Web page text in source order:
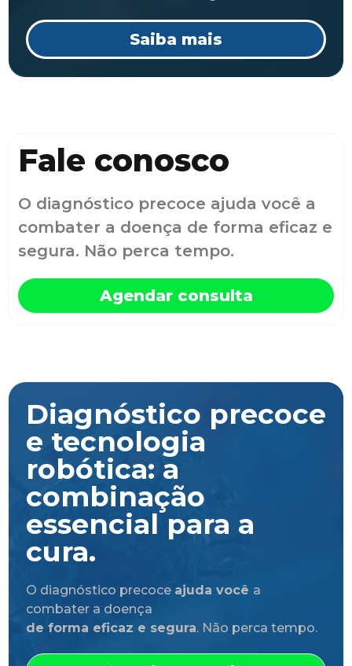
Saiba mais
Fale conosco
O diagnóstico precoce ajuda você a
combater a doença de forma eficaz e
segura. Não perca tempo.
Agendar consulta
Diagnóstico precoce
e tecnologia
robótica: a
combinação
essencial para a
cura.
O diagnóstico precoce ajuda você a
combater a doença
de forma eficaz e segura. Não perca tempo.